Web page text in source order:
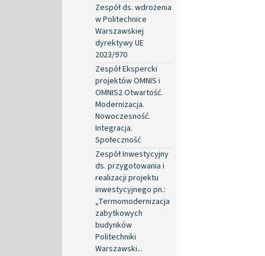
Zespół ds. wdrożenia
w Politechnice
Warszawskiej
dyrektywy UE
2023/970
Zespół Ekspercki
projektów OMNIS i
OMNIS2 Otwartość.
Modernizacja.
Nowoczesność.
Integracja.
Społeczność
Zespół Inwestycyjny
ds. przygotowania i
realizacji projektu
inwestycyjnego pn.:
„Termomodernizacja
zabytkowych
budynków
Politechniki
Warszawski...